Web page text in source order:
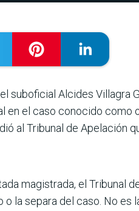
suboficial Alcides Villagra
en el caso conocido como
al Tribunal de Apelación
magistrada, el Tribunal
la separa del caso. No